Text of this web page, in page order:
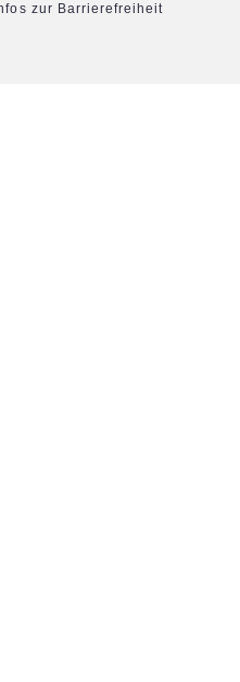
zur Barrierefreiheit